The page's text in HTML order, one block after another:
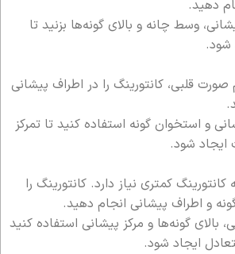
دهید.
وسط چانه و بالای گونه‌ها بزنید تا
شود.
قلبی، کانتورینگ را در اطراف پیشانی
و استخوان گونه استفاده کنید تا تمرکز
شود.
کمتری نیاز دارد. کانتورینگ را
و اطراف پیشانی انجام دهید.
بالای گونه‌ها و مرکز پیشانی استفاده کنید
ایجاد شود.